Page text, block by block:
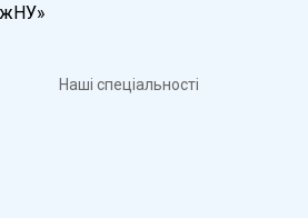
Наші спеціальності